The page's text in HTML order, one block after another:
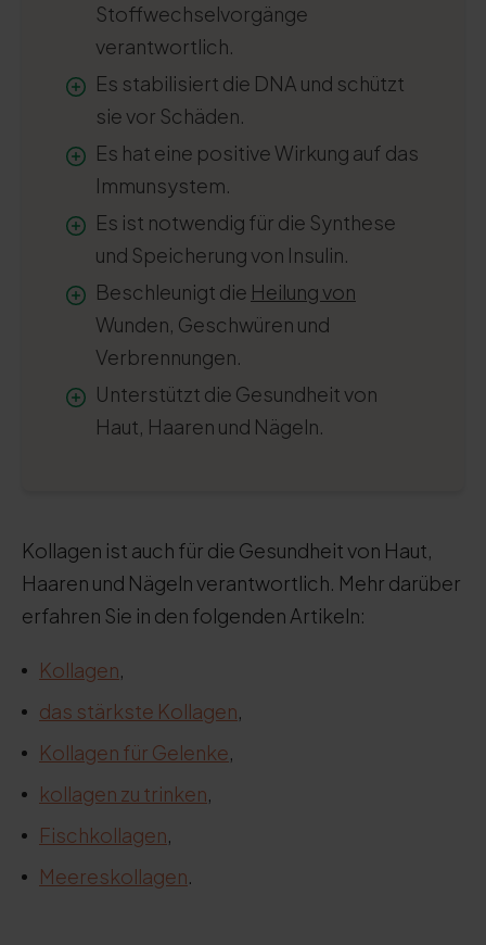
Stoffwechselvorgänge
verantwortlich.
Es stabilisiert die DNA und schützt
sie vor Schäden.
Es hat eine positive Wirkung auf das
Immunsystem.
Es ist notwendig für die Synthese
und Speicherung von Insulin.
Beschleunigt die Heilung von
Wunden, Geschwüren und
Verbrennungen.
Unterstützt die Gesundheit von
Haut, Haaren und Nägeln.
Kollagen ist auch für die Gesundheit von Haut,
Haaren und Nägeln verantwortlich. Mehr darüber
erfahren Sie in den folgenden Artikeln:
Kollagen,
das stärkste Kollagen,
Kollagen für Gelenke,
kollagen zu trinken,
Fischkollagen,
Meereskollagen.